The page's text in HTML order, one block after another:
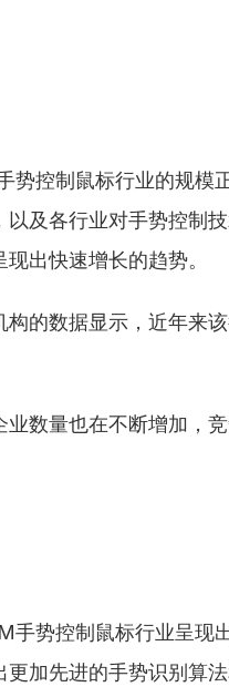
势控制鼠标行业的规模
以及各行业对手势控制
出快速增长的趋势。
构的数据显示，近年来
数量也在不断增加，竞
手势控制鼠标行业呈现
更加先进的手势识别算